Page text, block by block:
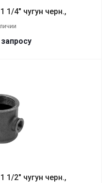
1/4" чугун черн.,
1/2" чугун черн.,